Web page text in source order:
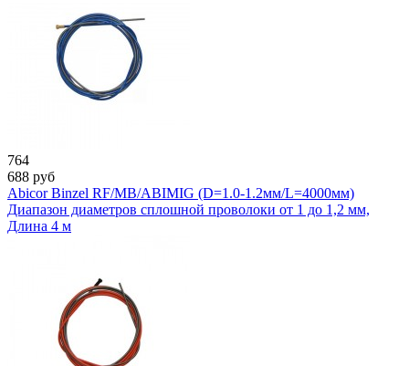
764
688 руб
Abicor Binzel RF/MB/ABIMIG (D=1.0-1.2мм/L=4000мм)
Диапазон диаметров сплошной проволоки от 1 до 1,2 мм,
Длина 4 м